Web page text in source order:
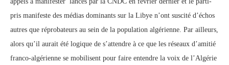
pris manifeste des médias dominants sur la Libye n’ont suscité d’échos
autres que réprobateurs au sein de la population algérienne. Par ailleurs,
alors qu’il aurait été logique de s’attendre à ce que les réseaux d’amitié
franco-algérienne se mobilisent pour faire entendre la voix de l’Algérie